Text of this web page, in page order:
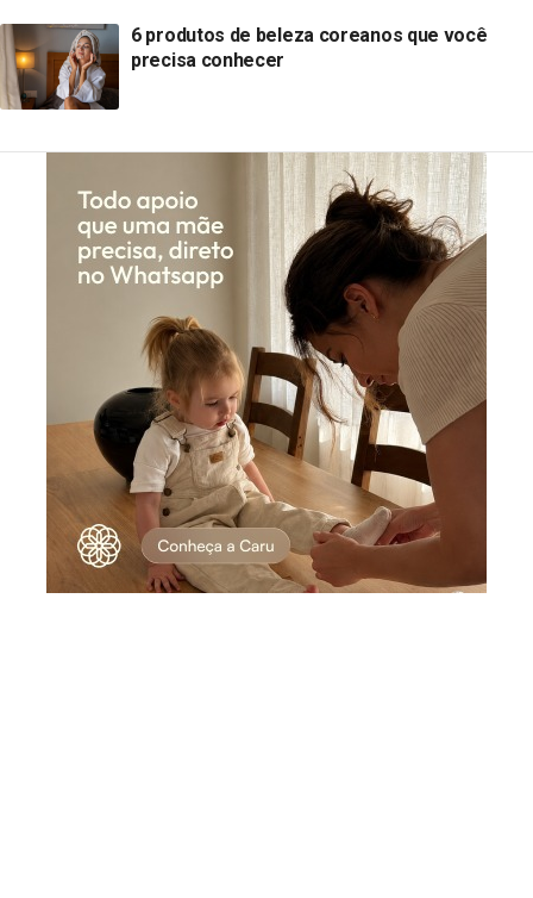
6 produtos de beleza coreanos que você
precisa conhecer